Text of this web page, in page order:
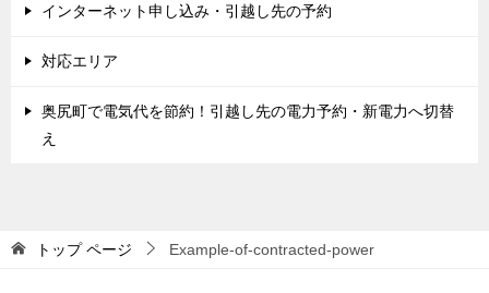
インターネット申し込み・引越し先の予約
対応エリア
奥尻町で電気代を節約！引越し先の電力予約・新電力へ切替
え
トップページ Example-of-contracted-power